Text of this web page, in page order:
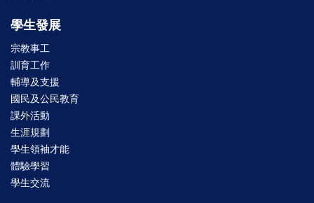
學生發展
宗教事工
訓育工作
輔導及支援
國民及公民教育
課外活動
生涯規劃
學生領袖才能
體驗學習
學生交流